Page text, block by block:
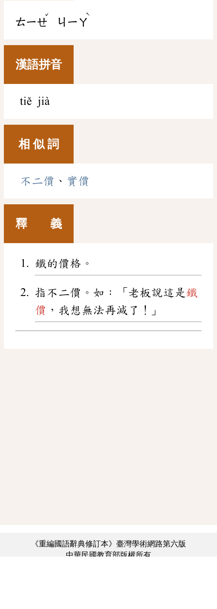
ㄊㄧㄝ
ˇ
ㄐㄧㄚ
ˋ
漢語拼音
tiě jià
相 似 詞
不二價 、 實價
釋 義
鐵的價格。
指不二價。如：「老板說這是 鐵
價 ，我想無法再減了！」
《重編國語辭典修訂本》臺灣學術網路第六版
中華民國教育部版權所有